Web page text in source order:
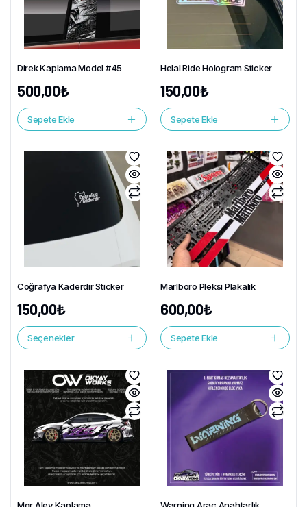
Direk Kaplama Model #45
500,00₺
Sepete Ekle
Helal Ride Hologram Sticker
150,00₺
Sepete Ekle
Coğrafya Kaderdir Sticker
150,00₺
Seçenekler
Marlboro Pleksi Plakalık
600,00₺
Sepete Ekle